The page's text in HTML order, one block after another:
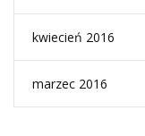
kwiecień 2016
marzec 2016